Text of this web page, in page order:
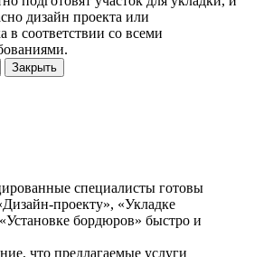
дизайн проекта или
в соответствии со всеми
Закрыть
специалисты готовы
проекту», «Укладке
бордюров» быстро и
что предлагаемые услуги